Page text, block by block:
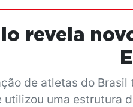
revela
de atletas do
uma estrutura